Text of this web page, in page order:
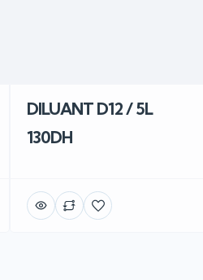
DILUANT D12 / 5L
130DH